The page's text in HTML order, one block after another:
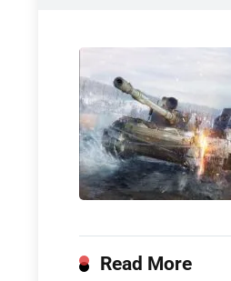
Read More